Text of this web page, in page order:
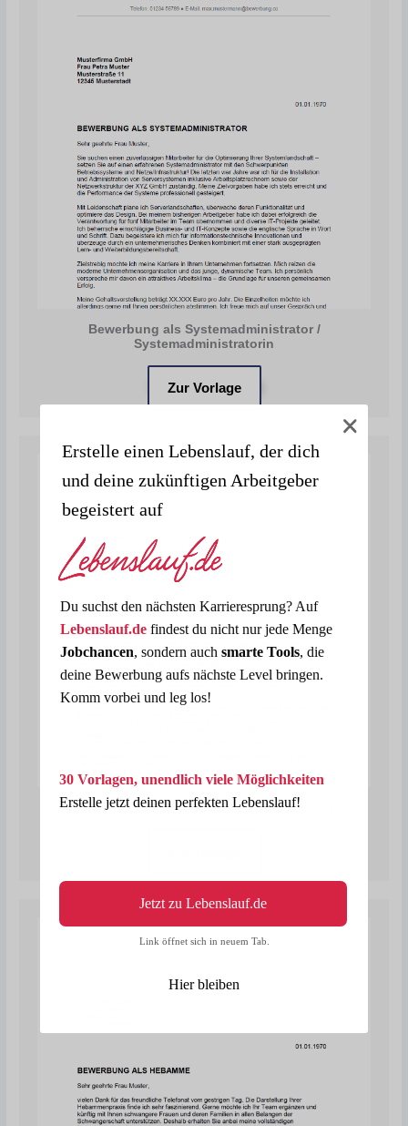
Bewerbung als Systemadministrator /
Systemadministratorin
Zur Vorlage
Bewerbung als Lacklaborant / Lacklaborantin
Erstelle einen Lebenslauf, der dich
und deine zukünftigen Arbeitgeber
begeistert auf
Link öffnet sich in neuem Tab.
Hier bleiben
Du suchst den nächsten Karrieresprung? Auf
Lebenslauf.defindest du nicht nur jede Menge
Jobchancen, sondern auch smarte Tools, die
deine Bewerbung aufs nächste Level bringen.
Komm vorbei und leg los!
30 Vorlagen, unendlich viele Möglichkeiten
Erstelle jetzt deinen perfekten Lebenslauf!
Jetzt zu Lebenslauf.de